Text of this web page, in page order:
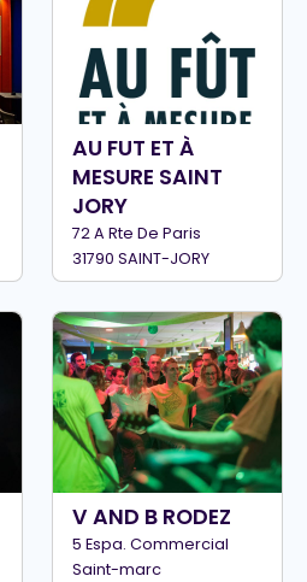
AU FUT ET À
MESURE SAINT
JORY
72 A Rte De Paris
31790 SAINT-JORY
V AND B RODEZ
5 Espa. Commercial
Saint-marc